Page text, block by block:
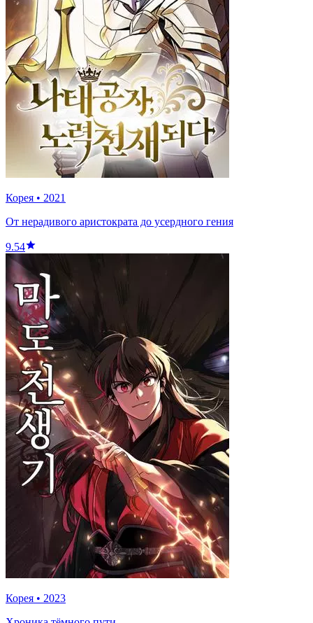
Корея • 2021
От нерадивого аристократа до усердного гения
9.54
Корея • 2023